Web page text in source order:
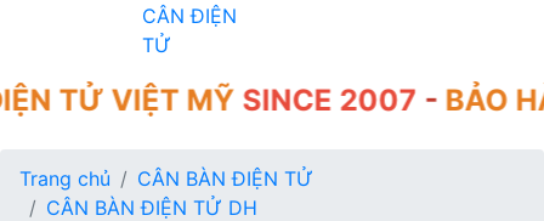
CÂN ĐIỆN
TỬ
MỸ SINCE 2007 - BẢO HÀNH 12
Trang chủ
CÂN BÀN ĐIỆN TỬ
CÂN BÀN ĐIỆN TỬ DH